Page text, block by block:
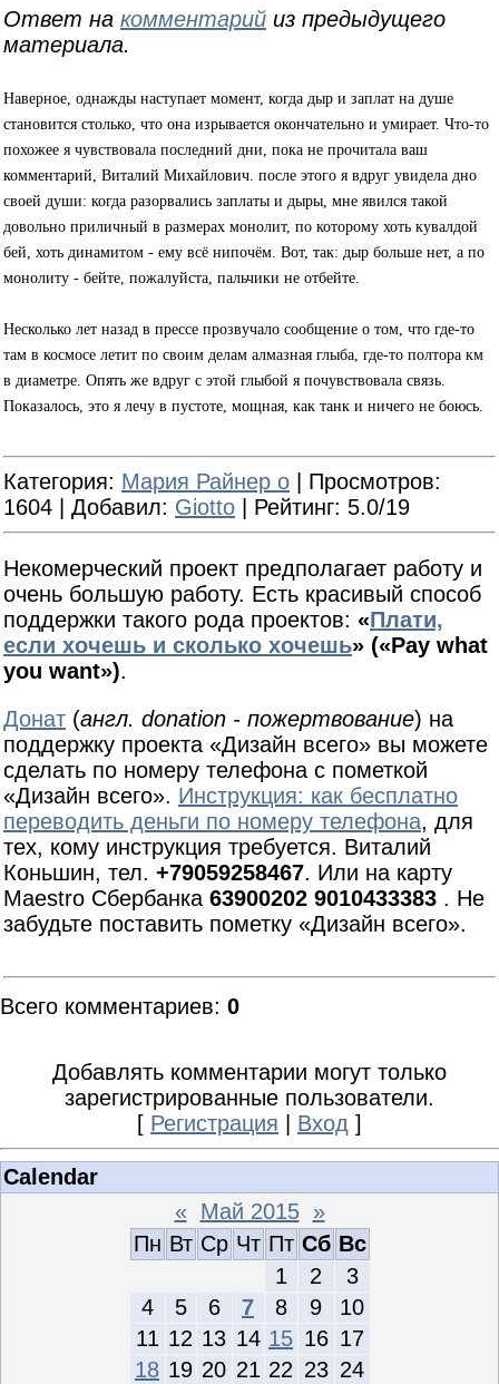
Ответ на комментарий из предыдущего
материала.
Наверное, однажды наступает момент, когда дыр и заплат на душе
становится столько, что она изрывается окончательно и умирает. Что-то
похожее я чувствовала последний дни, пока не прочитала ваш
комментарий, Виталий Михайлович. после этого я вдруг увидела дно
своей души: когда разорвались заплаты и дыры, мне явился такой
довольно приличный в размерах монолит, по которому хоть кувалдой
бей, хоть динамитом - ему всё нипочём. Вот, так: дыр больше нет, а по
монолиту - бейте, пожалуйста, пальчики не отбейте.
Несколько лет назад в прессе прозвучало сообщение о том, что где-то
там в космосе летит по своим делам алмазная глыба, где-то полтора км
в диаметре. Опять же вдруг с этой глыбой я почувствовала связь.
Показалось, это я лечу в пустоте, мощная, как танк и ничего не боюсь.
Категория: Мария Райнер о Просмотров:
1604 | Добавил: Giotto Рейтинг: 5.0/19
Некомерческий проект предполагает работу и
очень большую работу. Есть красивый способ
поддержки такого рода проектов: «Плати,
если хочешь и сколько хочешь» («Pay what
you want»).
Донат (англ. donation - пожертвование) на
поддержку проекта «Дизайн всего» вы можете
сделать по номеру телефона с пометкой
«Дизайн всего». Инструкция: как бесплатно
переводить деньги по номеру телефона, для
тех, кому инструкция требуется. Виталий
Коньшин, тел. +79059258467. Или на карту
Maestro Сбербанка 63900202 9010433383 . Не
забудьте поставить пометку «Дизайн всего».
Всего комментариев: 0
Добавлять комментарии могут только
зарегистрированные пользователи.
[ Регистрация Вход ]
Calendar
«
Май 2015
»
Пн Вт Ср Чт Пт Сб Вс
1
2
3
4
5 6 7 8 9
10
11 12 13 14 15 16 17
18 19 20 21 22 23 24